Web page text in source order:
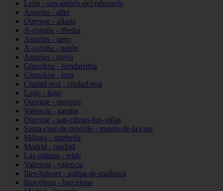
León - san-andrés-del-rabanedo
Asturias - aller
Ourense - allariz
A-coruña - ribeira
Asturias - siero
A-coruña - narón
Asturias - navia
Gipuzkoa - hondarribia
Gipuzkoa - irun
Ciudad-real - ciudad-real
Lugo - lugo
Ourense - ourense
Valencia - gandia
Ourense - san-cibrao-das-viñas
Santa-cruz-de-tenerife - puerto-de-la-cruz
Málaga - marbella
Madrid - madrid
Las-palmas - telde
Valencia - valencia
Illes-balears - palma-de-mallorca
Barcelona - barcelona